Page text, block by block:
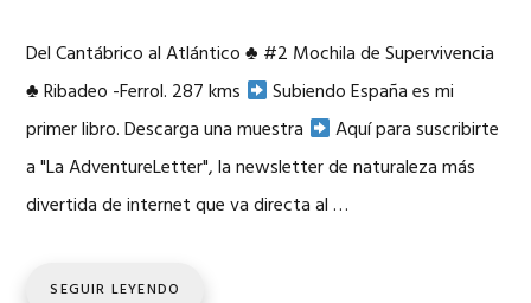
Del Cantábrico al Atlántico♣ #2 Mochila de Supervivencia
♣Ribadeo -Ferrol. 287 kms
Subiendo España es mi
primer libro. Descarga una muestra
Aquí para suscribirte
a "La AdventureLetter", la newsletter de naturaleza más
divertida de internet que va directa al …
SEGUIR LEYENDO